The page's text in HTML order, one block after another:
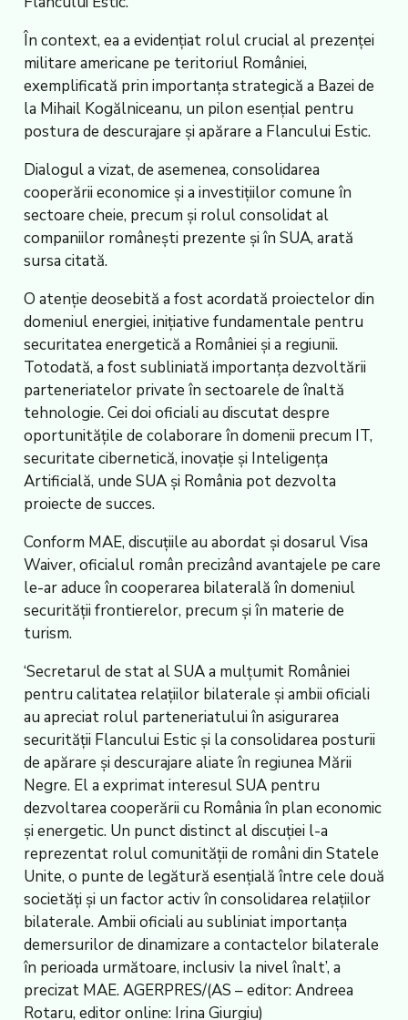
În context, ea a evidențiat rolul crucial al prezenței
militare americane pe teritoriul României,
exemplificată prin importanța strategică a Bazei de
la Mihail Kogălniceanu, un pilon esențial pentru
postura de descurajare și apărare a Flancului Estic.
Dialogul a vizat, de asemenea, consolidarea
cooperării economice și a investițiilor comune în
sectoare cheie, precum și rolul consolidat al
companiilor românești prezente și în SUA, arată
sursa citată.
O atenție deosebită a fost acordată proiectelor din
domeniul energiei, inițiative fundamentale pentru
securitatea energetică a României și a regiunii.
Totodată, a fost subliniată importanța dezvoltării
parteneriatelor private în sectoarele de înaltă
tehnologie. Cei doi oficiali au discutat despre
oportunitățile de colaborare în domenii precum IT,
securitate cibernetică, inovație și Inteligența
Artificială, unde SUA și România pot dezvolta
proiecte de succes.
Conform MAE, discuțiile au abordat și dosarul Visa
Waiver, oficialul român precizând avantajele pe care
le-ar aduce în cooperarea bilaterală în domeniul
securității frontierelor, precum și în materie de
turism.
‘Secretarul de stat al SUA a mulțumit României
pentru calitatea relațiilor bilaterale și ambii oficiali
au apreciat rolul parteneriatului în asigurarea
securității Flancului Estic și la consolidarea posturii
de apărare și descurajare aliate în regiunea Mării
Negre. El a exprimat interesul SUA pentru
dezvoltarea cooperării cu România în plan economic
și energetic. Un punct distinct al discuției l-a
reprezentat rolul comunității de români din Statele
Unite, o punte de legătură esențială între cele două
societăți și un factor activ în consolidarea relațiilor
bilaterale. Ambii oficiali au subliniat importanța
demersurilor de dinamizare a contactelor bilaterale
în perioada următoare, inclusiv la nivel înalt’, a
precizat MAE. AGERPRES/(AS – editor: Andreea
Rotaru, editor online: Irina Giurgiu)